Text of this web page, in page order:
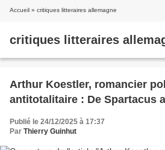
Accueil » critiques litteraires allemagne
critiques litteraires
Arthur Koestler, romancier
antitotalitaire : De Spartacus
Publié le 24/12/2025 à 17:37
Par Thierry Guinhut